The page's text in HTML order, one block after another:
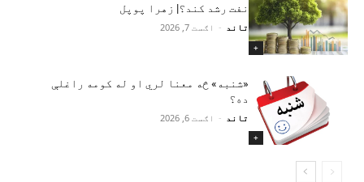
+
نفت رشد کند؟| زهرا پوپل
تاند - اګست 7, 2026
+
«شنبه» څه معنا لري او له کومه راغلې
ده؟
تاند - اګست 6, 2026